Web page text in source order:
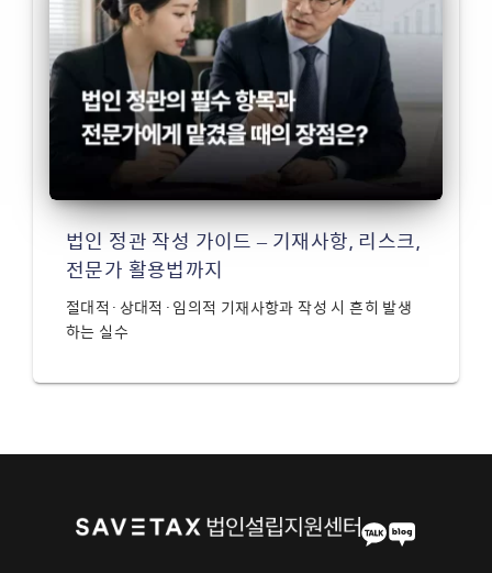
법인 정관 작성 가이드 – 기재사항, 리스크,
전문가 활용법까지
절대적·상대적·임의적 기재사항과 작성 시 흔히 발생
하는 실수